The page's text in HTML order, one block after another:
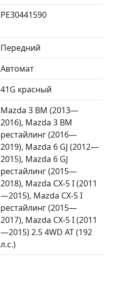
PE30441590
Передний
Автомат
41G красный
Mazda 3 BM (2013—
2016), Mazda 3 BM
рестайлинг (2016—
2019), Mazda 6 GJ (2012—
2015), Mazda 6 GJ
рестайлинг (2015—
2018), Mazda CX-5 I (2011
—2015), Mazda CX-5 I
рестайлинг (2015—
2017), Mazda CX-5 I (2011
—2015) 2.5 4WD AT (192
л.с.)